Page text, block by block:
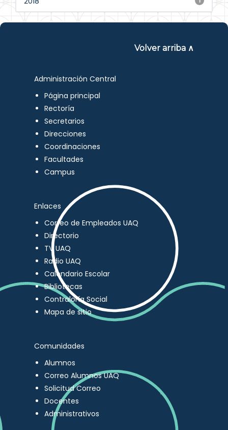
Volver arriba ∧
Administración Central
Página principal
Rectoría
Secretarios
Direcciones
Coordinaciones
Facultades
Campus
Enlaces
Correo de Empleados UAQ
Directorio
TV UAQ
Radio UAQ
Calendario Escolar
Bibliotecas
Contraloría Social
Mapa de sitio
Comunidades
Alumnos
Correo Alumnos UAQ
Solicitud Correo
Docentes
Administrativos